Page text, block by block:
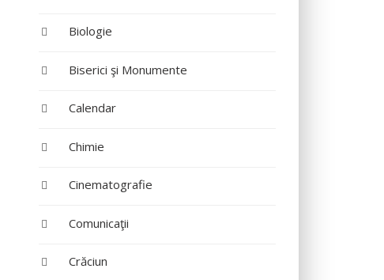
Biologie
Biserici şi Monumente
Calendar
Chimie
Cinematografie
Comunicaţii
Crăciun